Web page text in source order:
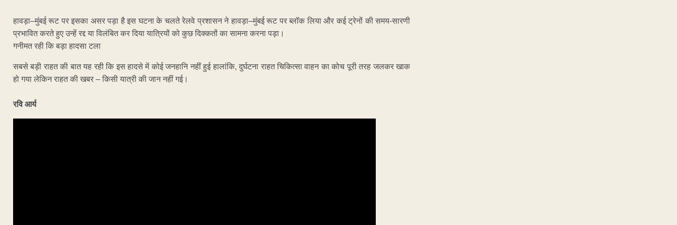
हावड़ा–मुंबई रूट पर इसका असर पड़ा है इस घटना के चलते रेलवे प्रशासन ने हावड़ा–मुंबई रूट पर ब्लॉक लिया और कई ट्रेनों की समय-सारणी
प्रभावित करते हुए उन्हें रद्द या विलंबित कर दिया यात्रियों को कुछ दिक्कतों का सामना करना पड़ा।
गनीमत रही कि बड़ा हादसा टला
सबसे बड़ी राहत की बात यह रही कि इस हादसे में कोई जनहानि नहीं हुई हालांकि, दुर्घटना राहत चिकित्सा वाहन का कोच पूरी तरह जलकर खाक
हो गया लेकिन राहत की खबर – किसी यात्री की जान नहीं गई।
रवि आर्य